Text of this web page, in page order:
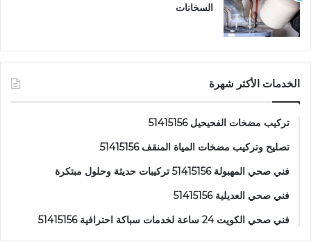
السخانات
الخدمات الأكثر شهرة
تركيب مضخات الفحيحيل 51415156
تصليح وتركيب مضخات المياة المنقف 51415156
فني صحي المهبولة 51415156 تركيبات حديثة وحلول مبتكرة
فني صحي العديلية 51415156
فني صحي الكويت 24 ساعة لخدمات سباكة احترافية 51415156